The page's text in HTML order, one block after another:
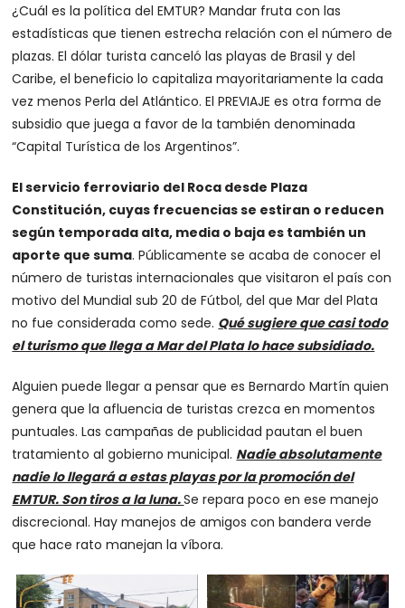
¿Cuál es la política del EMTUR? Mandar fruta con las
estadísticas que tienen estrecha relación con el número de
plazas. El dólar turista canceló las playas de Brasil y del
Caribe, el beneficio lo capitaliza mayoritariamente la cada
vez menos Perla del Atlántico. El PREVIAJE es otra forma de
subsidio que juega a favor de la también denominada
“Capital Turística de los Argentinos”.
El servicio ferroviario del Roca desde Plaza
Constitución, cuyas frecuencias se estiran o reducen
según temporada alta, media o baja es también un
aporte que suma. Públicamente se acaba de conocer el
número de turistas internacionales que visitaron el país con
motivo del Mundial sub 20 de Fútbol, del que Mar del Plata
no fue considerada como sede. Qué sugiere que casi todo
el turismo que llega a Mar del Plata lo hace subsidiado.
Alguien puede llegar a pensar que es Bernardo Martín quien
genera que la afluencia de turistas crezca en momentos
puntuales. Las campañas de publicidad pautan el buen
tratamiento al gobierno municipal. Nadie absolutamente
nadie lo llegará a estas playas por la promoción del
EMTUR. Son tiros a la luna.Se repara poco en ese manejo
discrecional. Hay manejos de amigos con bandera verde
que hace rato manejan la víbora.